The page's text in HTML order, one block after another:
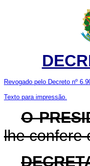
Revogado pelo Decreto nº
Texto para impressão.
O
lhe confere